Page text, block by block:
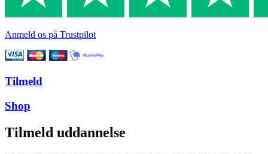
Anmeld os på Trustpilot
Tilmeld
Shop
Tilmeld uddannelse